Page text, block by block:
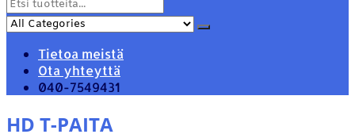
Tietoa meistä
Ota yhteyttä
040-7549431
HD T-PAITA